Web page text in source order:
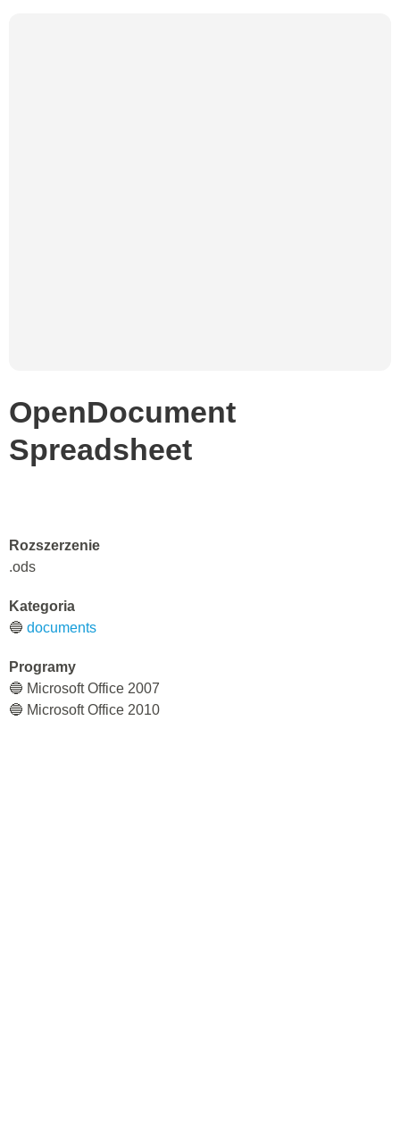
OpenDocument
Spreadsheet
Rozszerzenie
.ods
Kategoria
🔵 documents
Programy
🔵 Microsoft Office 2007
🔵 Microsoft Office 2010